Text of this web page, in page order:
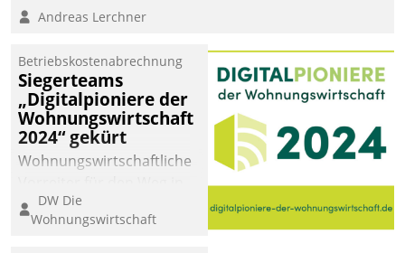
Andreas Lerchner
Betriebskostenabrechnung
Siegerteams
„Digitalpioniere der
Wohnungswirtschaft
2024“ gekürt
Wohnungswirtschaftliche
eine digitale Zukunft zu
finden, ist das Ziel des
DW Die
Wohnungswirtschaft